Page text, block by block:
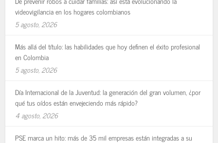
videovigilancia en los hogares colombianos
5 agosto, 2026
Más allá del título: las habilidades que hoy definen el éxito profesional
en Colombia
5 agosto, 2026
Día Internacional de la Juventud: la generación del gran volumen, ¿por
qué tus oídos están envejeciendo más rápido?
4 agosto, 2026
PSE marca un hito: más de 35 mil empresas están integradas a su